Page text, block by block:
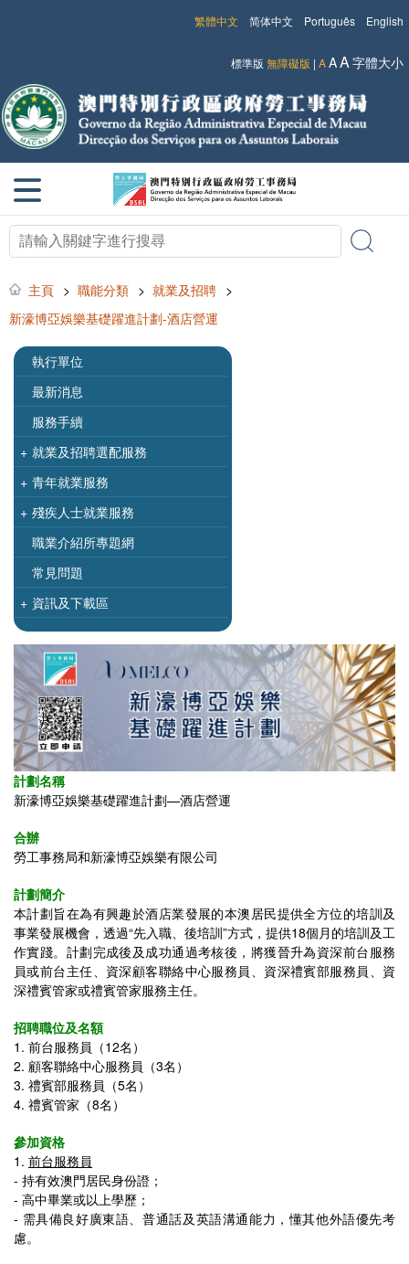
English
Português
简体中文
繁體中文
標準版 無障礙版 | AAA字體大小
主頁 > 職能分類 > 就業及招聘 >
新濠博亞娛樂基礎躍進計劃-酒店營運
執行單位
最新消息
服務手續
+ 就業及招聘選配服務
+ 青年就業服務
+ 殘疾人士就業服務
職業介紹所專題網
常見問題
+ 資訊及下載區
計劃名稱
新濠博亞娛樂基礎躍進計劃—酒店營運
合辦
勞工事務局和新濠博亞娛樂有限公司
計劃簡介
本計劃旨在為有興趣於酒店業發展的本澳居民提供全方位的培訓及
事業發展機會，透過“先入職、後培訓”方式，提供18個月的培訓及工
作實踐。計劃完成後及成功通過考核後，將獲晉升為資深前台服務
員或前台主任、資深顧客聯絡中心服務員、資深禮賓部服務員、資
深禮賓管家或禮賓管家服務主任。
招聘職位及名額
1. 前台服務員（12名）
2. 顧客聯絡中心服務員（3名）
3. 禮賓部服務員（5名）
4. 禮賓管家（8名）
參加資格
1. 前台服務員
- 持有效澳門居民身份證；
- 高中畢業或以上學歷；
- 需具備良好廣東語、普通話及英語溝通能力，懂其他外語優先考
慮。